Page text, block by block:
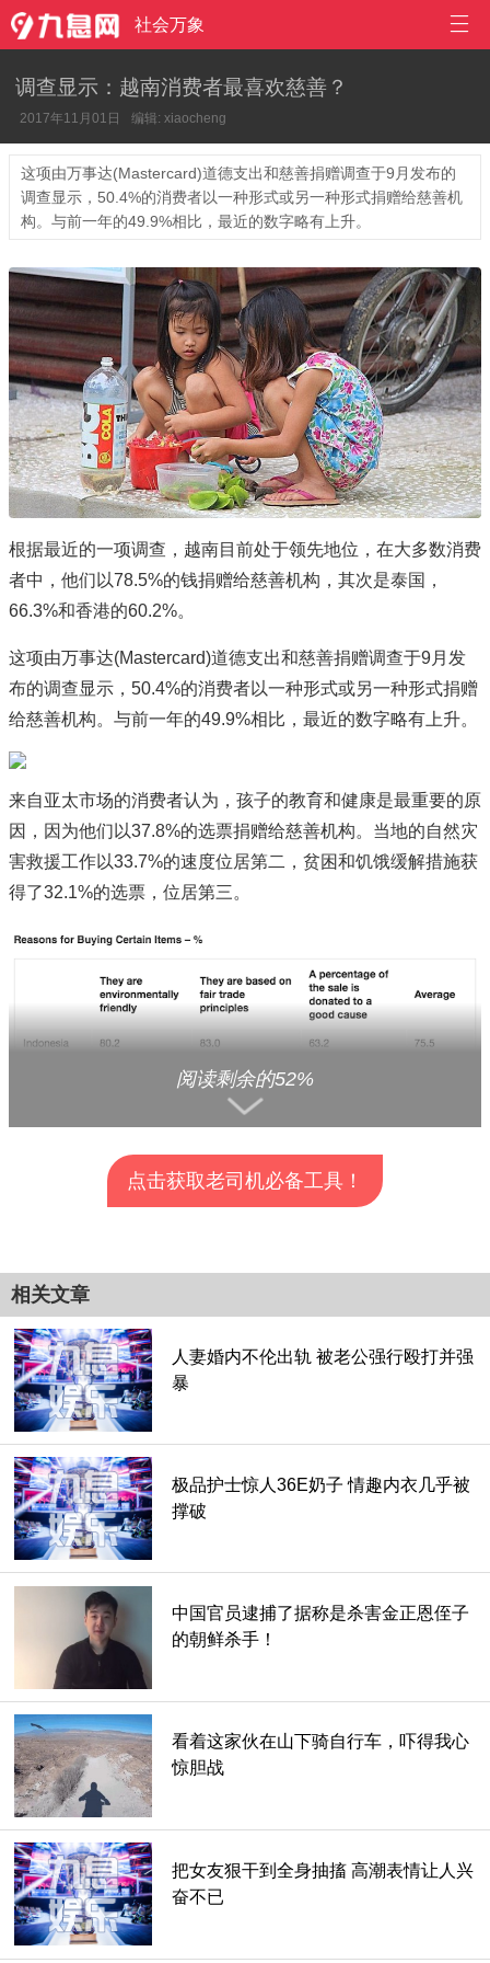

社会万象
调查显示：越南消费者最喜欢慈善？
2017年11月01日 编辑: xiaocheng
这项由万事达(Mastercard)道德支出和慈善捐赠调查于9月发布的
调查显示，50.4%的消费者以一种形式或另一种形式捐赠给慈善机
构。与前一年的49.9%相比，最近的数字略有上升。
根据最近的一项调查，越南目前处于领先地位，在大多数消费
者中，他们以78.5%的钱捐赠给慈善机构，其次是泰国，
66.3%和香港的60.2%。
这项由万事达(Mastercard)道德支出和慈善捐赠调查于9月发
布的调查显示，50.4%的消费者以一种形式或另一种形式捐赠
给慈善机构。与前一年的49.9%相比，最近的数字略有上升。
来自亚太市场的消费者认为，孩子的教育和健康是最重要的原
因，因为他们以37.8%的选票捐赠给慈善机构。当地的自然灾
害救援工作以33.7%的速度位居第二，贫困和饥饿缓解措施获
得了32.1%的选票，位居第三。
2016年11月共有8,738名个人参加了在线投票，包括:澳大利
亚、中国、香港、印度、印度尼西亚、日本、马来西亚、新西
“随着亚洲继续取得强劲的经济增长，我们不能忘记，该地区
的发展需求仍然无处不在。我们对今年的调查结果感到非常鼓
舞，这表明发达国家和新兴市场的消费者正在尽其所能帮助那
些不幸的人并回馈他们的社区。此外，随着亚洲文化教育的高
价值，看到孩子们的教育和健康是消费者寻求支持的原因，这
是非常令人鼓舞的，“高级副总裁，通讯，亚太，万事达卡，
乔治特谭，在一份声明中说。
最近的这项调查证明了一些越南人民在过去几个月里所表现出
来的慷慨。
阅读剩余的52%
点击获取老司机必备工具！
相关文章
人妻婚内不伦出轨 被老公强行殴打并强
暴
极品护士惊人36E奶子 情趣内衣几乎被
撑破
中国官员逮捕了据称是杀害金正恩侄子
的朝鲜杀手！
看着这家伙在山下骑自行车，吓得我心
惊胆战
把女友狠干到全身抽搐 高潮表情让人兴
奋不已